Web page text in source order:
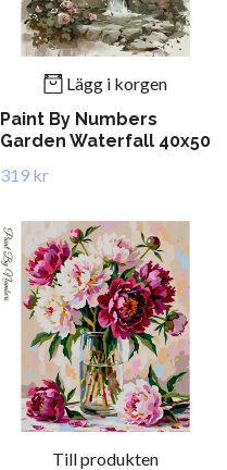
Lägg i korgen
Paint By Numbers
Garden Waterfall 40x50
319 kr
Till produkten